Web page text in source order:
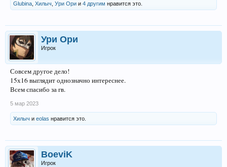
Glubina Хилыч Ури Ори и 4 другим нравится это.
Ури Ори
Игрок
Совсем другое дело!
15х16 выглядит однозначно интереснее.
Всем спасибо за гв.
5 мар 2023
Хилыч и eolas нравится это.
BoeviK
Игрок